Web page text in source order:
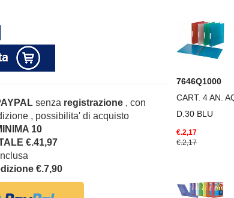
senza registrazione , con
, possibilita' di acquisto
10
€.41,97
€.7,90
7646Q1000
CART. 4 AN.
D.30 BLU
€.2,17
€.2,17